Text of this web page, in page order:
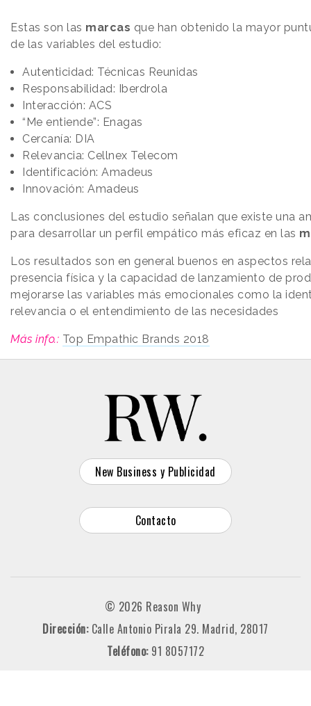
Estas son las marcas que han obtenido la mayor
de las variables del estudio:
Autenticidad: Técnicas Reunidas
Responsabilidad: Iberdrola
Interacción: ACS
“Me entiende”: Enagas
Cercanía: DIA
Relevancia: Cellnex Telecom
Identificación: Amadeus
Innovación: Amadeus
Las conclusiones del estudio señalan que existe una
para desarrollar un perfil empático más eficaz en las
Los resultados son en general buenos en aspectos
presencia física y la capacidad de lanzamiento de
mejorarse las variables más emocionales como la
relevancia o el entendimiento de las necesidades
Más info.: Top Empathic Brands 2018
New Business y Publicidad
Contacto
© 2026 Reason Why
Dirección: Calle Antonio Pirala 29. Madrid, 28017
Teléfono: 91 8057172